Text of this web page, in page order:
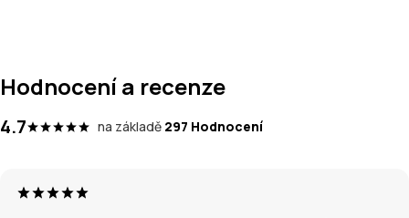
Hodnocení a recenze
4.7 na základě 297 Hodnocení